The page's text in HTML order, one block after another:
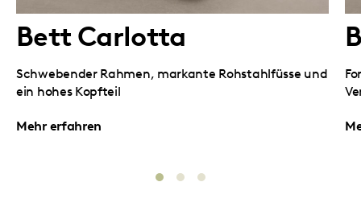
Bett Carlotta
Schwebender Rahmen, markante Rohstahlfüsse und
ein hohes Kopfteil
Mehr erfahren